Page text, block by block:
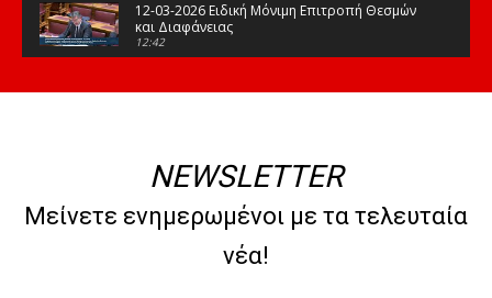
12-03-2026 Ειδική Μόνιμη Επιτροπή Θεσμών
και Διαφάνειας
12:42
της Βουλής
08:47
10-02-2026 Διαρκής Επιτροπή Μορφωτικών
Υποθέσεων
NEWSLETTER
Μείνετε ενημερωμένοι με τα τελευταία
νέα!